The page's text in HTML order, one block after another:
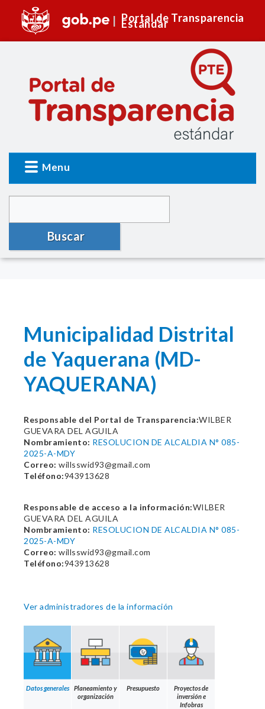
Portal de Transparencia
Estándar
Menu
Buscar
Municipalidad Distrital
de Yaquerana (MD-
YAQUERANA)
Responsable del Portal de Transparencia:WILBER
GUEVARA DEL AGUILA
Nombramiento: RESOLUCION DE ALCALDIA N° 085-
2025-A-MDY
Correo: willsswid93@gmail.com
Teléfono:943913628
Responsable de acceso a la información:WILBER
GUEVARA DEL AGUILA
Nombramiento: RESOLUCION DE ALCALDIA N° 085-
2025-A-MDY
Correo: willsswid93@gmail.com
Teléfono:943913628
Ver administradores de la información
Datos generales
Planeamiento y
organización
Presupuesto
Proyectos de
inversión e
Infobras